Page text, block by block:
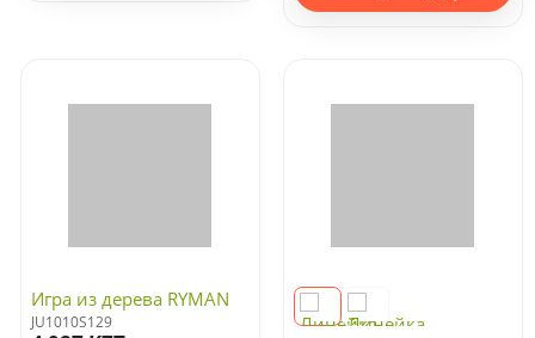
Игра из дерева RYMAN
JU1010S129